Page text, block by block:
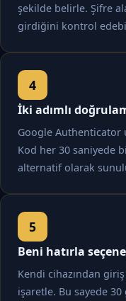
şekilde belirle. Şifre
girdiğini kontrol
İki adımlı
Google Authenticator
Kod her 30 saniyede
alternatif olarak
Beni hatırla
Kendi cihazından
işaretle. Bu sayede